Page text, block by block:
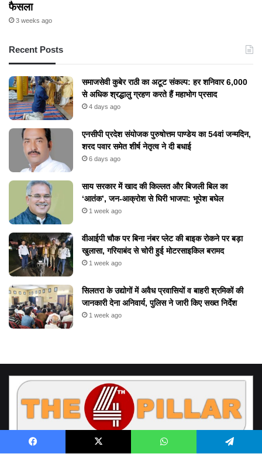
फैसला
3 weeks ago
Recent Posts
समाजसेवी कुबेर राठी का अटूट संकल्प: हर शनिवार 6,000
से अधिक श्रद्धालु ग्रहण करते हैं महाभोग प्रसाद
4 days ago
एनसीपी प्रदेश संयोजक पुरुषोत्तम पाण्डेय का 54वां जन्मदिन,
शरद पवार समेत शीर्ष नेतृत्व ने दी बधाई
6 days ago
​साय सरकार में खाद की किल्लत और बिजली बिल का
‘आतंक’, जन-आक्रोश से घिरी भाजपा: भूपेश बघेल
1 week ago
वीआईपी चौक पर बिना नंबर प्लेट की बाइक रोकने पर बड़ा
खुलासा, गरियाबंद से चोरी हुई मोटरसाइकिल बरामद
1 week ago
सिलतरा के उद्योगों में अवैध प्रवासियों व बाहरी श्रमिकों की
जानकारी देना अनिवार्य, पुलिस ने जारी किए सख्त निर्देश
1 week ago